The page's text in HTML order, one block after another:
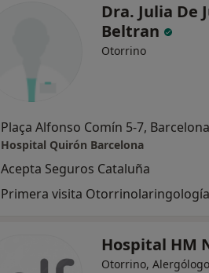
Dra. Julia De
Beltran
Otorrino
Plaça Alfonso Comín 5-7, Barcelona
Hospital Quirón Barcelona
Acepta Seguros Cataluña
Primera visita Otorrinolaringología
Hospital HM
Otorrino,